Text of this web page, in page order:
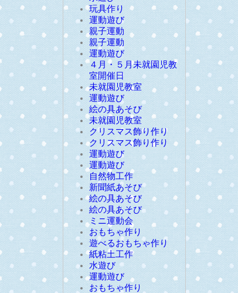
玩具作り
運動遊び
親子運動
親子運動
運動遊び
４月・５月未就園児教
室開催日
未就園児教室
運動遊び
絵の具あそび
未就園児教室
クリスマス飾り作り
クリスマス飾り作り
運動遊び
運動遊び
自然物工作
新聞紙あそび
絵の具あそび
絵の具あそび
ミニ運動会
おもちゃ作り
遊べるおもちゃ作り
紙粘土工作
水遊び
運動遊び
おもちゃ作り